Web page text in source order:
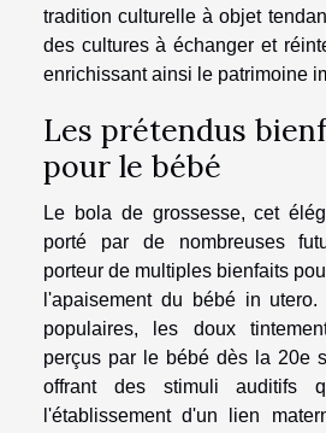
tradition culturelle à objet
des cultures à échanger et
enrichissant ainsi le patrimoine
Les prétendus
pour le bébé
Le bola de grossesse, cet
porté par de nombreuses
porteur de multiples bienfaits
l'apaisement du bébé in
populaires, les doux
perçus par le bébé dès la 20e
offrant des stimuli auditifs
l'établissement d'un lien